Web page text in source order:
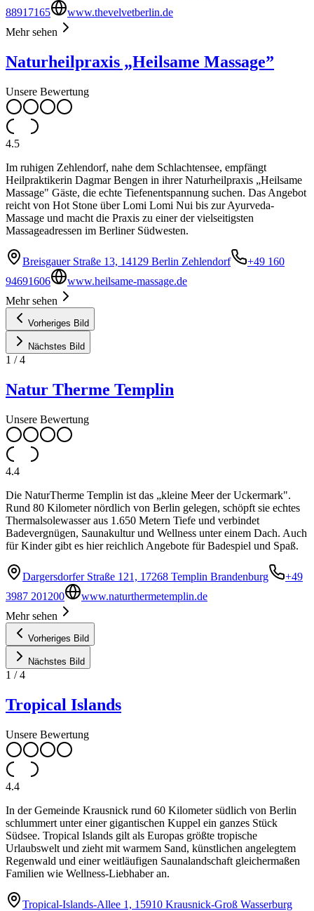
88917165
www.thevelvetberlin.de
Mehr sehen
Naturheilpraxis „Heilsame Massage”
Unsere Bewertung
4.5
Im ruhigen Zehlendorf, nahe dem Schlachtensee, empfängt
Heilpraktikerin Dagmar Bengen in ihrer Naturheilpraxis „Heilsame
Massage" Gäste, die echte Tiefenentspannung suchen. Das Angebot
reicht von Hot Stone über Lomi Lomi Nui bis zur Ayurveda-
Massage und macht die Praxis zu einer der vielseitigsten
Massageadressen im Berliner Südwesten.
Breisgauer Straße 13, 14129 Berlin Zehlendorf
+49 160
94691606
www.heilsame-massage.de
Mehr sehen
Vorheriges Bild
Nächstes Bild
1 /4
Natur Therme Templin
Unsere Bewertung
4.4
Die NaturTherme Templin ist das „kleine Meer der Uckermark".
Rund 80 Kilometer nördlich von Berlin gelegen, schöpft sie echtes
Thermalsolewasser aus 1.650 Metern Tiefe und verbindet
Badevergnügen, Saunakultur und Wellness unter einem Dach. Auch
für Kinder gibt es hier reichlich Angebote für Badespiel und Spaß.
Dargersdorfer Straße 121, 17268 Templin Brandenburg
+49
3987 201200
www.naturthermetemplin.de
Mehr sehen
Vorheriges Bild
Nächstes Bild
1 /4
Tropical Islands
Unsere Bewertung
4.4
In der Gemeinde Krausnick rund 60 Kilometer südlich von Berlin
schlummert unter einer gigantischen Kuppel ein ganzes Stück
Südsee. Tropical Islands gilt als Europas größte tropische
Urlaubswelt und zieht mit warmem Sand, künstlichen angelegtem
Regenwald und einer weitläufigen Saunalandschaft gleichermaßen
Familien wie Wellness-Liebhaber an.
Tropical-Islands-Allee 1, 15910 Krausnick-Groß Wasserburg